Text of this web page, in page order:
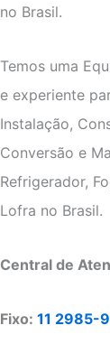
no Brasil.
Temos uma
e experiente
Instalação,
Conversão e
Refrigerador,
Lofra no Brasil.
Central de
Fixo: 11 2985-